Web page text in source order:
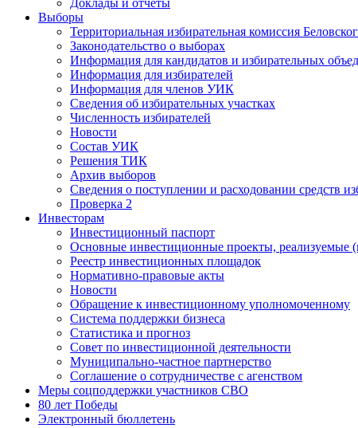
Доклады и отчеты
Выборы
Территориальная избирательная комиссия
Законодательство о выборах
Информация для кандидатов и избирательных
Информация для избирателей
Информация для членов УИК
Сведения об избирательных участках
Численность избирателей
Новости
Состав УИК
Решения ТИК
Архив выборов
Сведения о поступлении и расходовании средств
Проверка 2
Инвесторам
Инвестиционный паспорт
Основные инвестиционные проекты, реализуемые
Реестр инвестиционных площадок
Нормативно-правовые акты
Новости
Обращение к инвестиционному уполномоченному
Система поддержки бизнеса
Статистика и прогноз
Совет по инвестиционной деятельности
Муниципально-частное партнерство
Соглашение о сотрудничестве с агенством
Меры соцподдержки участников СВО
80 лет Победы
Электронный бюллетень